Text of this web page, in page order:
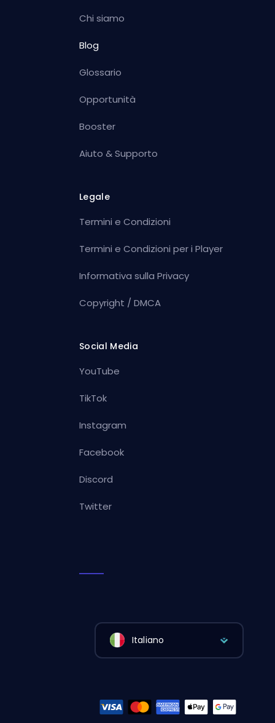
Chi siamo
Blog
Glossario
Opportunità
Booster
Aiuto & Supporto
Legale
Termini e Condizioni
Termini e Condizioni per i Player
Informativa sulla Privacy
Copyright / DMCA
Social Media
YouTube
TikTok
Instagram
Facebook
Discord
Twitter
Italiano